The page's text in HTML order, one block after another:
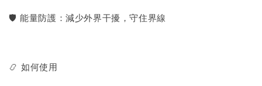
🛡️ 能量防護：減少外界干擾，守住界線
📿 如何使用